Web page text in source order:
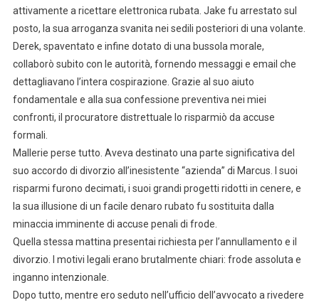
attivamente a ricettare elettronica rubata. Jake fu arrestato sul
posto, la sua arroganza svanita nei sedili posteriori di una volante.
Derek, spaventato e infine dotato di una bussola morale,
collaborò subito con le autorità, fornendo messaggi e email che
dettagliavano l’intera cospirazione. Grazie al suo aiuto
fondamentale e alla sua confessione preventiva nei miei
confronti, il procuratore distrettuale lo risparmiò da accuse
formali.
Mallerie perse tutto. Aveva destinato una parte significativa del
suo accordo di divorzio all’inesistente “azienda” di Marcus. I suoi
risparmi furono decimati, i suoi grandi progetti ridotti in cenere, e
la sua illusione di un facile denaro rubato fu sostituita dalla
minaccia imminente di accuse penali di frode.
Quella stessa mattina presentai richiesta per l’annullamento e il
divorzio. I motivi legali erano brutalmente chiari: frode assoluta e
inganno intenzionale.
Dopo tutto, mentre ero seduto nell’ufficio dell’avvocato a rivedere